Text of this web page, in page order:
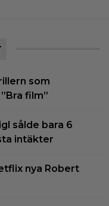
som
film”
sålde bara 6
intäkter
nya Robert